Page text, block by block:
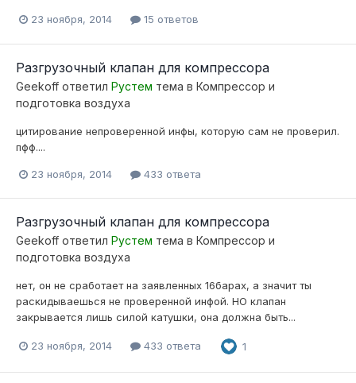
23 ноября, 2014 15 ответов
Разгрузочный клапан для компрессора
Geekoff ответил Рустем тема в Компресcор и
подготовка воздуха
цитирование непроверенной инфы, которую сам не проверил.
пфф....
23 ноября, 2014 433 ответа
Разгрузочный клапан для компрессора
Geekoff ответил Рустем тема в Компресcор и
подготовка воздуха
нет, он не сработает на заявленных 16барах, а значит ты
раскидываешься не проверенной инфой. НО клапан
закрывается лишь силой катушки, она должна быть...
23 ноября, 2014 433 ответа 1